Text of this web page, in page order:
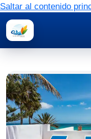
Saltar al contenido